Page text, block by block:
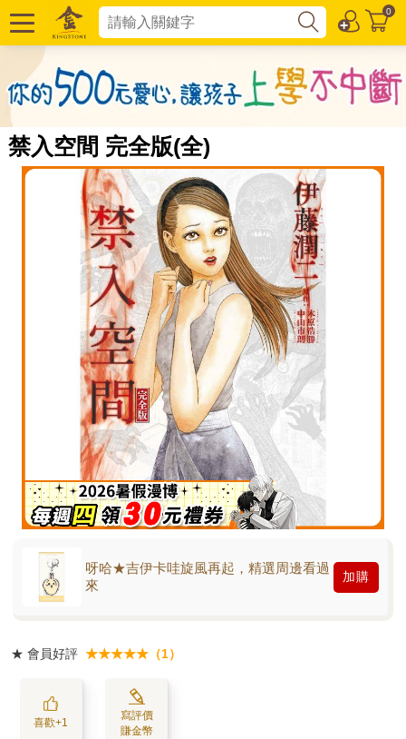
0
禁入空間 完全版(全)
呀哈★吉伊卡哇旋風再起，精選周邊看過
來
加購
★ 會員好評 ★★★★★（1）
喜歡+1
寫評價
賺金幣